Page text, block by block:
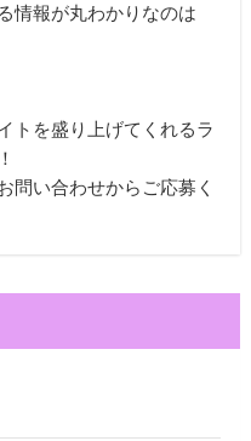
情報が丸わかりなのは
トを盛り上げてくれるラ
問い合わせからご応募く